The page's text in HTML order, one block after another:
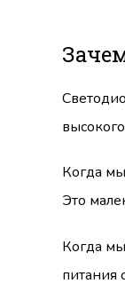
Когда
Это
Когда
питания